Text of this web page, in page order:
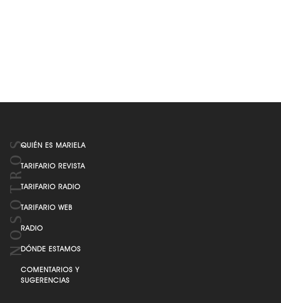
QUIÉN ES MARIELA
TARIFARIO REVISTA
TARIFARIO RADIO
TARIFARIO WEB
RADIO
DÓNDE ESTAMOS
COMENTARIOS Y
SUGERENCIAS